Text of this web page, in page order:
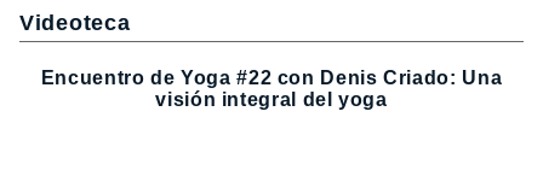
Videoteca
Encuentro de Yoga #22 con Denis Criado: Una
visión integral del yoga